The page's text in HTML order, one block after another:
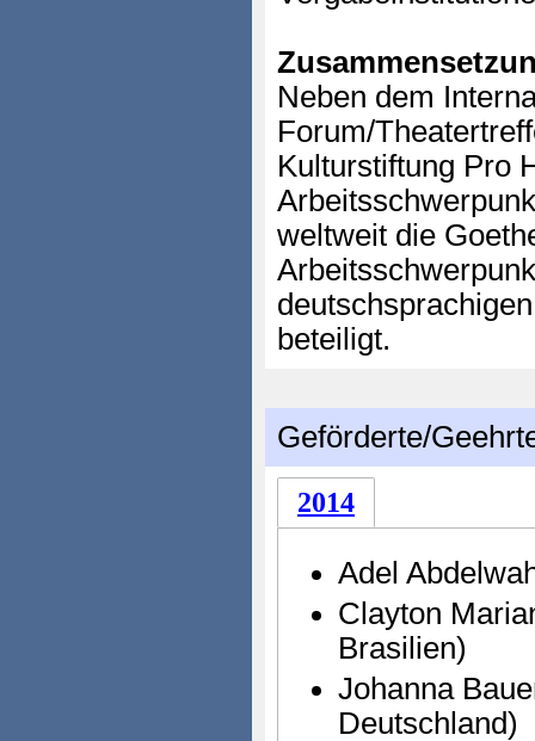
Neben dem
Forum/
Kulturstiftung Pro
weltweit die
beteiligt.
Geförderte/
2014
Adel
Clayton
Brasilien)
Johanna
Deutschland)